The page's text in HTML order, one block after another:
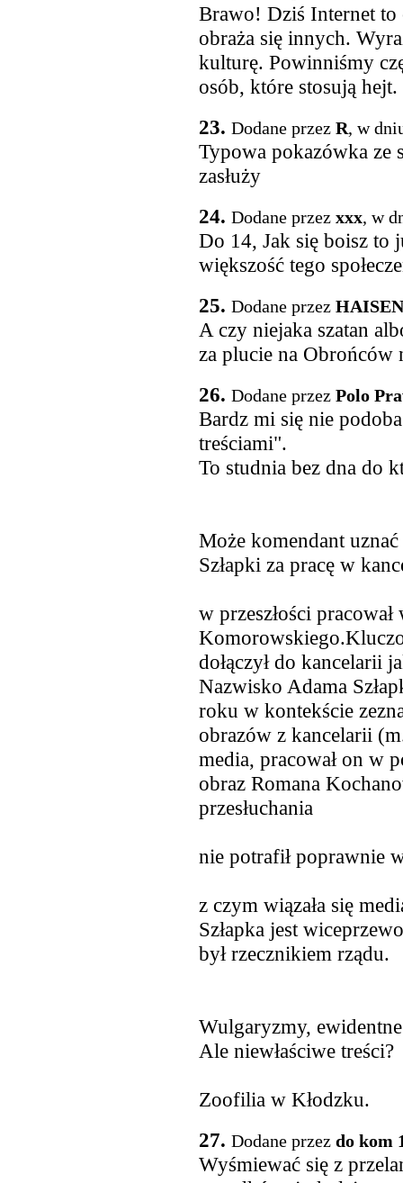
Brawo! Dziś Internet to
obraża się innych.
kulturę. Powinniśmy
osób, które stosują
23. Dodane przez R, w
Typowa pokazówka ze
zasłuży
24. Dodane przez xxx, w
Do 14, Jak się boisz to
większość tego
25. Dodane przez
A czy niejaka szatan
za plucie na Obrońców
26. Dodane przez Polo
Bardz mi się nie
treściami".
To studnia bez dna do
Może komendant
Szłapki za pracę w
w przeszłości
dołączył do kancelarii
Nazwisko Adama
roku w kontekście
obrazów z kancelarii
media, pracował on w
obraz Romana
przesłuchania
nie potrafił poprawnie
z czym wiązała się
Szłapka jest
był rzecznikiem rządu.
Wulgaryzmy,
Ale niewłaściwe treści?
Zoofilia w Kłodzku.
27. Dodane przez do kom
Wyśmiewać się z